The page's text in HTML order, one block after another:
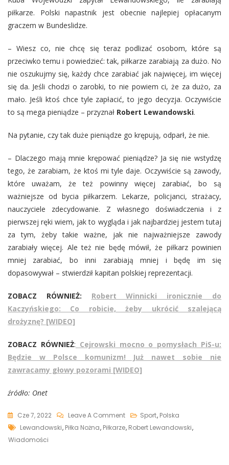
piłkarze. Polski napastnik jest obecnie najlepiej opłacanym
graczem w Bundeslidze.
– Wiesz co, nie chcę się teraz podlizać osobom, które są
przeciwko temu i powiedzieć: tak, piłkarze zarabiają za dużo. No
nie oszukujmy się, każdy chce zarabiać jak najwięcej, im więcej
się da. Jeśli chodzi o zarobki, to nie powiem ci, że za dużo, za
mało. Jeśli ktoś chce tyle zapłacić, to jego decyzja. Oczywiście
to są mega pieniądze – przyznał Robert Lewandowski.
Na pytanie, czy tak duże pieniądze go krępują, odparł, że nie.
– Dlaczego mają mnie krępować pieniądze? Ja się nie wstydzę
tego, że zarabiam, że ktoś mi tyle daje. Oczywiście są zawody,
które uważam, że też powinny więcej zarabiać, bo są
ważniejsze od bycia piłkarzem. Lekarze, policjanci, strażacy,
nauczyciele zdecydowanie. Z własnego doświadczenia i z
pierwszej ręki wiem, jak to wygląda i jak najbardziej jestem tutaj
za tym, żeby takie ważne, jak nie najważniejsze zawody
zarabiały więcej. Ale też nie będę mówił, że piłkarz powinien
mniej zarabiać, bo inni zarabiają mniej i będę im się
dopasowywał – stwierdził kapitan polskiej reprezentacji.
ZOBACZ RÓWNIEŻ:
Robert Winnicki ironicznie do
Kaczyńskiego: Co robicie, żeby ukrócić szalejącą
drożyznę? [WIDEO]
ZOBACZ RÓWNIEŻ: Cejrowski mocno o pomysłach PiS-u:
Będzie w Polsce komunizm! Już nawet sobie nie
zawracamy głowy pozorami [WIDEO]
źródło: Onet
Cze 7, 2022 Leave A CommentOn
Robert
Sport, Polska
Tags
Lewandowski, Piłka Nożna, Piłkarze, Robert Lewandowski,
Wiadomości